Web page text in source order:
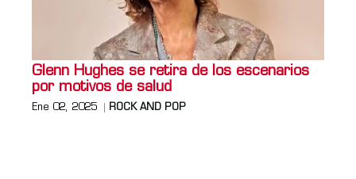
Glenn Hughes se retira de los escenarios
por motivos de salud
Ene 02, 2025 ROCK AND POP